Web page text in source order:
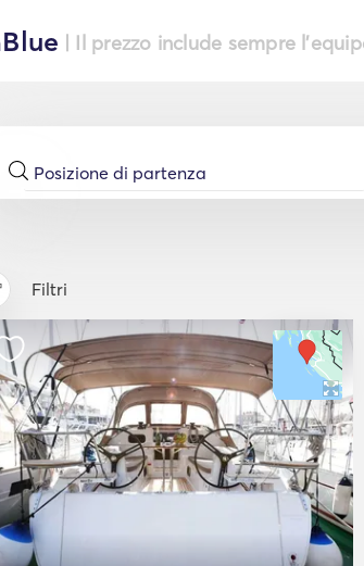
| Il prezzo include sempre
Filtri